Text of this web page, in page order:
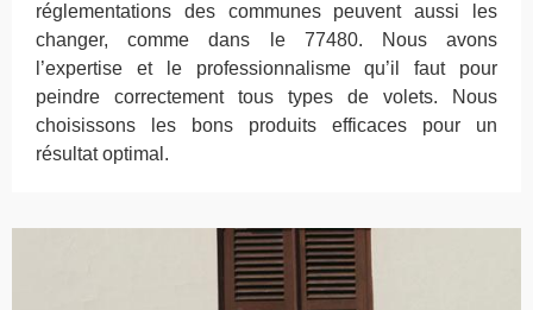
réglementations des communes peuvent aussi les
changer, comme dans le 77480. Nous avons
l’expertise et le professionnalisme qu’il faut pour
peindre correctement tous types de volets. Nous
choisissons les bons produits efficaces pour un
résultat optimal.